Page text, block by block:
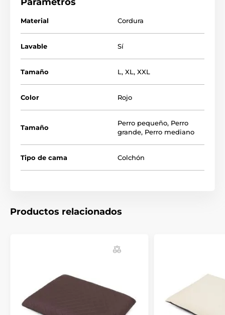
Reedog están cosidos a mano, por lo que el tamaño
puede variar ligeramente; como máximo en 2 - 4 cm.)
previo aviso. Las imágenes son solo ilustrativas.
Material Cordura
Lavable Sí
Tamaño L, XL, XXL
Color Rojo
Tamaño
Perro pequeño, Perro
grande, Perro mediano
Tipo de cama Colchón
Productos relacionados